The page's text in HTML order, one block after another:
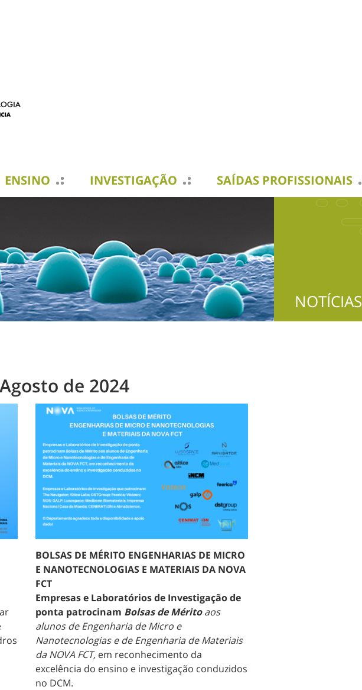
ENSINO INVESTIGAÇÃO SAÍDAS PROFISSIONAIS
NOTÍCIAS
de 2024
BOLSAS DE MÉRITO ENGENHARIAS DE MICRO
E NANOTECNOLOGIAS E MATERIAIS DA NOVA
FCT
Empresas e Laboratórios de Investigação de
ponta patrocinam Bolsas de Méritoaos
alunos de Engenharia de Micro e
Nanotecnologias e de Engenharia de Materiais
da NOVA FCT, em reconhecimento da
excelência do ensino e investigação conduzidos
no DCM.